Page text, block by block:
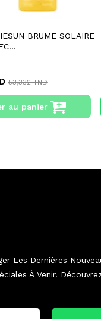
BRUME SOLAIRE
53,332 TND
au panier
Les Dernières
À Venir.